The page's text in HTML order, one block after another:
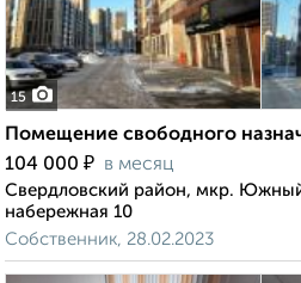
15
Помещение свободного
104 000 ₽ в месяц
Свердловский район, мкр.
набережная 10
Собственник, 28.02.2023